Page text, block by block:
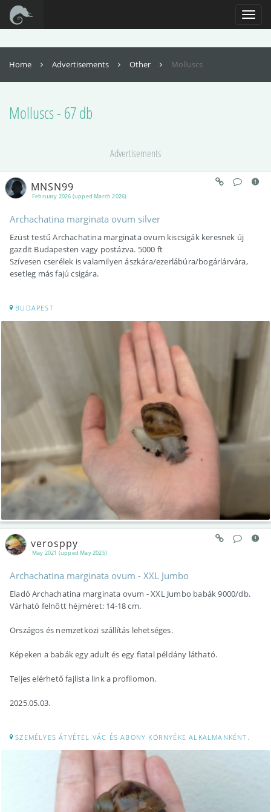
For full functionality of this site it is necessary to enable JavaScript. Here are
theinstructions how to enable JavaScript in your web browser
Toggle
Home Advertisements Other Molluscs
Molluscs - 67 db
Advertisements
February 2026 (upped March 2026)
MNSN99
Archachatina marginata ovum silver
Ezüst testű Archachatina marginata ovum kiscsigák keresnek új
gazdit Budapesten vagy postázva. 5000 ft
Szívesen cserélek is valamilyen ászkára/ezerlábúra/bogárlárvára,
esetleg más fajú csigára.
BUDAPEST
May 2021 (upped May 2025)
verosppy
Archachatina marginata ovum - XXL Jumbo
Eladó Archachatina marginata ovum - XXL Jumbo babák 9000/db.
Várható felnőtt héjméret: 14-18 cm.
Országos és nemzetközi szállítás lehetséges.
Képeken a babák egy adult és egy fiatal példány látható.
Teljes elérhető fajlista link a profilomon.
2025.05.03.
SZEMÉLYES ÁTVÉTEL VÁC ÉS ABONY KÖRNYÉKE ALKALMANKÉNT.